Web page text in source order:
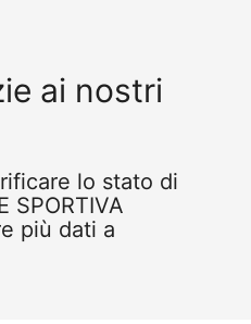
ai nostri
lo stato di
SPORTIVA
più dati a